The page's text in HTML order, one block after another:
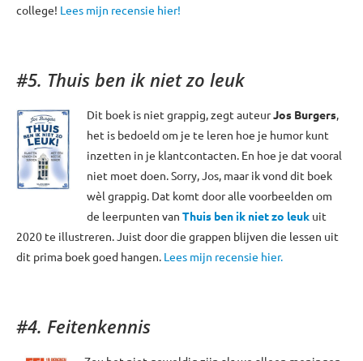
college! Lees mijn recensie hier!
#5. Thuis ben ik niet zo leuk
Dit boek is niet grappig, zegt auteurJos Burgers,
het is bedoeld om je te leren hoe je humor kunt
inzetten in je klantcontacten. En hoe je dat vooral
niet moet doen. Sorry, Jos, maar ik vond dit boek
wèl grappig. Dat komt door alle voorbeelden om
de leerpunten van Thuis ben ik niet zo leuk uit
2020 te illustreren. Juist door die grappen blijven die lessen uit
dit prima boek goed hangen. Lees mijn recensie hier.
#4. Feitenkennis